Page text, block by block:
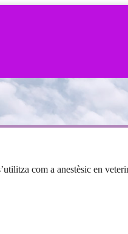
com a anestèsic en